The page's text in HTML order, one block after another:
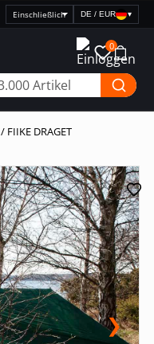
PreisanzeigeDE / EUR ▾
0
/ FIIKE DRAGET
❯